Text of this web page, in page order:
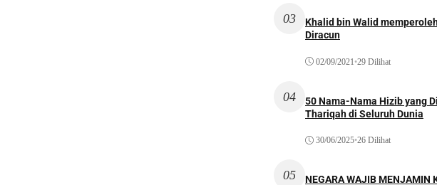
03
Khalid bin Walid
Diracun
02/09/2021•29 Dilihat
04
50 Nama-Nama Hizib yang
Thariqah di Seluruh Dunia
30/06/2025•26 Dilihat
05
NEGARA WAJIB MENJAMIN